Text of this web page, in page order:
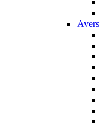
Avers